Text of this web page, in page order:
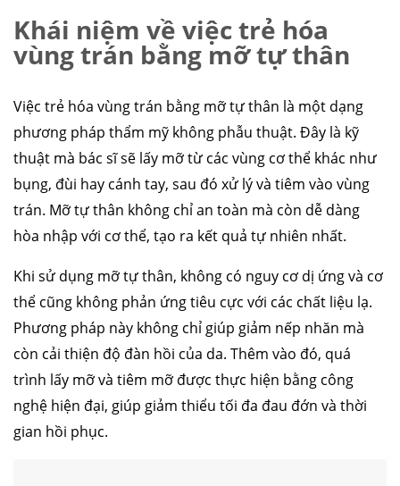
Khái niệm về việc trẻ hóa
vùng trán bằng mỡ tự thân
Việc trẻ hóa vùng trán bằng mỡ tự thân là một dạng
phương pháp thẩm mỹ không phẫu thuật. Đây là kỹ
thuật mà bác sĩ sẽ lấy mỡ từ các vùng cơ thể khác như
bụng, đùi hay cánh tay, sau đó xử lý và tiêm vào vùng
trán. Mỡ tự thân không chỉ an toàn mà còn dễ dàng
hòa nhập với cơ thể, tạo ra kết quả tự nhiên nhất.
Khi sử dụng mỡ tự thân, không có nguy cơ dị ứng và cơ
thể cũng không phản ứng tiêu cực với các chất liệu lạ.
Phương pháp này không chỉ giúp giảm nếp nhăn mà
còn cải thiện độ đàn hồi của da. Thêm vào đó, quá
trình lấy mỡ và tiêm mỡ được thực hiện bằng công
nghệ hiện đại, giúp giảm thiểu tối đa đau đớn và thời
gian hồi phục.